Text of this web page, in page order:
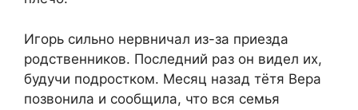
Игорь сильно нервничал из-за приезда
родственников. Последний раз он видел их,
будучи подростком. Месяц назад тётя Вера
позвонила и сообщила, что вся семья